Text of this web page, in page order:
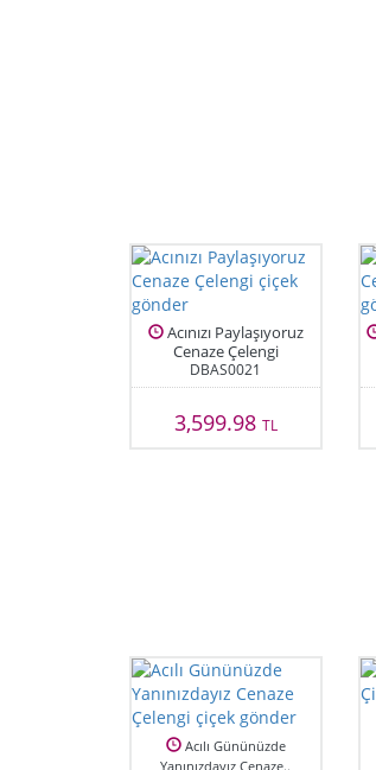
Acınızı Paylaşıyoruz
Cenaze Çelengi
DBAS0021
3,599.98 TL
Acılı Gününüzde
Yanınızdayız Cenaze..